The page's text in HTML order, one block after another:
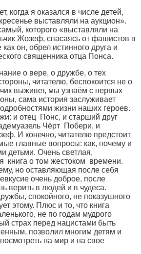
когда я оказался в числе детей,
выставляли на аукцион».
которого «выставляли на
Жозеф, спасаясь от фашистов в
он, обрел истинного друга и
священника отца Понса.
о вере, о дружбе, о тех
читателю, беспокоится не о
выживет, мы узнаём с первых
сама история заслуживает
жизни наших героев.
и отец Понс, и старший друг
Чёрт Побери, и
И конечно, читателю предстоит
главные вопросы: как, почему и
детьми. Очень светлая,
книга о том жестоком времени.
но оставляющая после себя
очень доброе, после
верить в людей и в чудеса.
спокойного, не показушного
этому. Плюс и то, что книга
не по годам мудрого
страх перед нацистами быть
позволил многим детям и
на мир и на свое